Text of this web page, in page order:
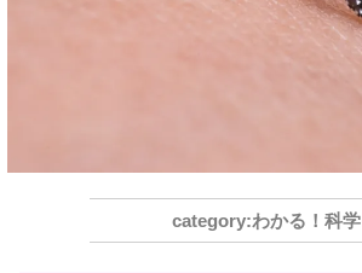
わかる！科学